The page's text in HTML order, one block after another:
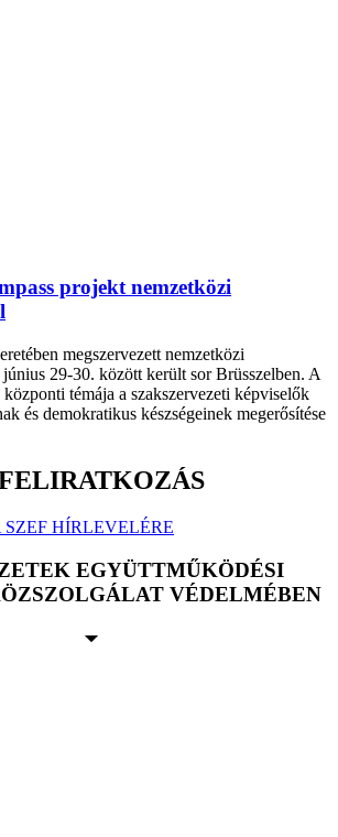
projekt nemzetközi
megszervezett nemzetközi
29-30. között került sor Brüsszelben. A
témája a szakszervezeti képviselők
és demokratikus készségeinek megerősítése
HÍRLEVELÉRE
EGYÜTTMŰKÖDÉSI
VÉDELMÉBEN